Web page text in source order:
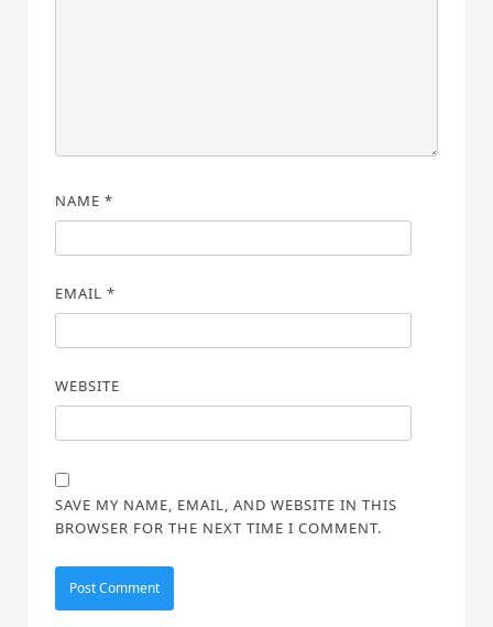
NAME *
EMAIL *
WEBSITE
SAVE MY NAME, EMAIL, AND WEBSITE IN THIS
BROWSER FOR THE NEXT TIME I COMMENT.